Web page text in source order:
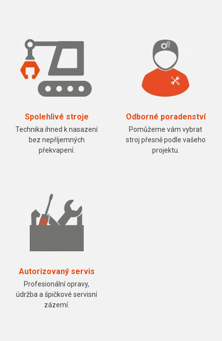
Spolehlivé stroje
Technika ihned k nasazení
bez nepříjemných
překvapení.
Odborné poradenství
Pomůžeme vám vybrat
stroj přesně podle vašeho
projektu.
Autorizovaný servis
Profesionální opravy,
údržba a špičkové servisní
zázemí.